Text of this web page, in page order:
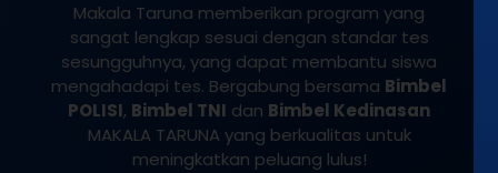
Makala Taruna memberikan program yang
sangat lengkap sesuai dengan standar tes
sesungguhnya, yang dapat membantu siswa
mengahadapi tes. Bergabung bersama Bimbel
POLISI, Bimbel TNI dan Bimbel Kedinasan
MAKALA TARUNA yang berkualitas untuk
meningkatkan peluang lulus!